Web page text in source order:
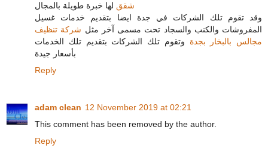
شقق لها خبرة طويلة بالمجال
وقد تقوم تلك الشركات في جدة ايضا بتقديم خدمات غسيل
المفروشات والكنب والسجاد تحت مسمى آخر مثل شركة تنظيف
مجالس بالبخار بجدة وتقوم تلك الشركات بتقديم تلك الخدمات
بأسعار جيدة
Reply
adam clean 12 November 2019 at 02:21
This comment has been removed by the author.
Reply